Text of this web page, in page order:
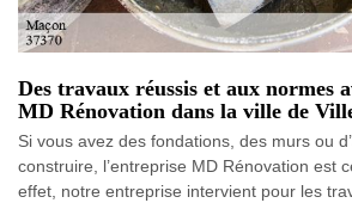
Des travaux réussis et aux normes
MD Rénovation dans la ville de
Si vous avez des fondations, des murs ou
construire, l’entreprise MD Rénovation est
effet, notre entreprise intervient pour les